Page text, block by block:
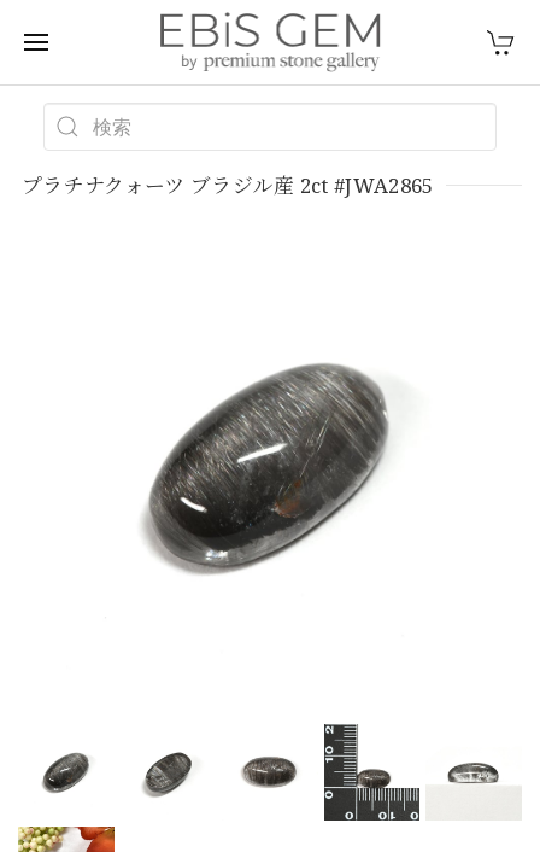
プラチナクォーツ ブラジル産 2ct #JWA2865